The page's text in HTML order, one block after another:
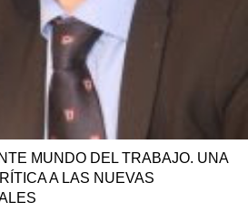
MUNDO DEL TRABAJO. UNA
A LAS NUEVAS